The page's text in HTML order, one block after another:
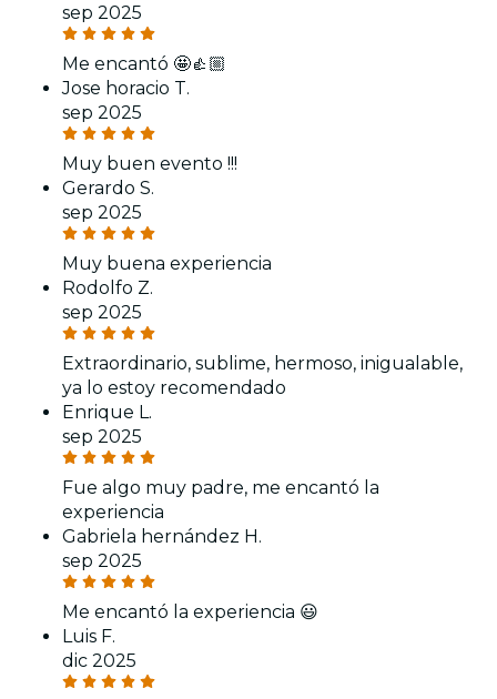
sep 2025
Me encantó 🤩👍🏼
Jose horacio T.
sep 2025
Muy buen evento !!!
Gerardo S.
sep 2025
Muy buena experiencia
Rodolfo Z.
sep 2025
Extraordinario, sublime, hermoso, inigualable,
ya lo estoy recomendado
Enrique L.
sep 2025
Fue algo muy padre, me encantó la
experiencia
Gabriela hernández H.
sep 2025
Me encantó la experiencia 😃
Luis F.
dic 2025